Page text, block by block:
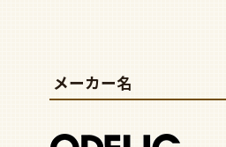
メーカー名